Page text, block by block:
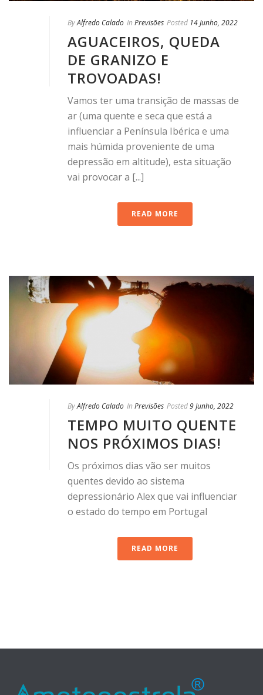
ByAlfredo Calado In Previsões Posted 14 Junho, 2022
AGUACEIROS, QUEDA
DE GRANIZO E
TROVOADAS!
Vamos ter uma transição de massas de
ar (uma quente e seca que está a
influenciar a Península Ibérica e uma
mais húmida proveniente de uma
depressão em altitude), esta situação
vai provocar a [...]
READ MORE
ByAlfredo Calado In Previsões Posted9 Junho, 2022
TEMPO MUITO QUENTE
NOS PRÓXIMOS DIAS!
Os próximos dias vão ser muitos
quentes devido ao sistema
depressionário Alex que vai influenciar
o estado do tempo em Portugal
READ MORE